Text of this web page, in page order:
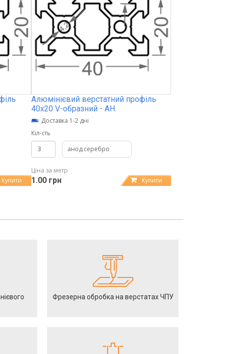
Купити
Алюмінієвий верстатний профіль
40х20 V-образний - АН
Доставка 1-2 дні
Кіл-сть
анод.серебро
Ціна за метр
1.00 грн Купити
Фрезерна обробка на верстатах ЧПУ